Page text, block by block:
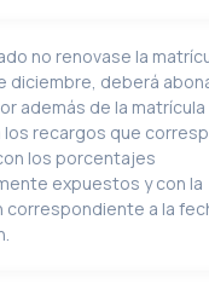
no renovase la
diciembre, deberá
además de la matrícula
los recargos que
los porcentajes
expuestos y con la
correspondiente a la